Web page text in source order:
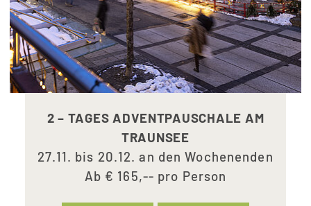
2 – TAGES ADVENTPAUSCHALE AM
TRAUNSEE
27.11. bis 20.12. an den Wochenenden
Ab € 165,-- pro Person